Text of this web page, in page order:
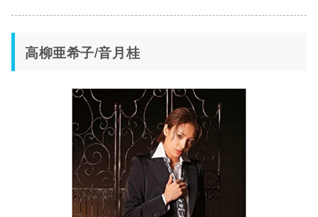
高柳亜希子/音月桂